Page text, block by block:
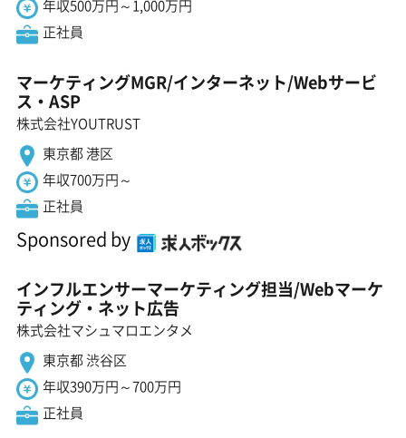
年収500万円～1,000万円
正社員
マーケティングMGR/インターネット/Webサービ
ス・ASP
株式会社YOUTRUST
東京都 港区
年収700万円～
正社員
Sponsored by
インフルエンサーマーケティング担当/Webマーケ
ティング・ネット広告
株式会社マシュマロエンタメ
東京都 渋谷区
年収390万円～700万円
正社員